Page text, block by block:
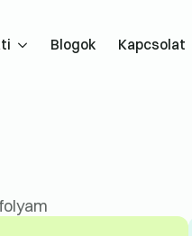
Blogok Kapcsolat